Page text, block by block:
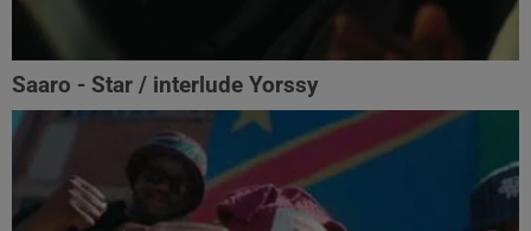
Saaro - Star / interlude Yorssy